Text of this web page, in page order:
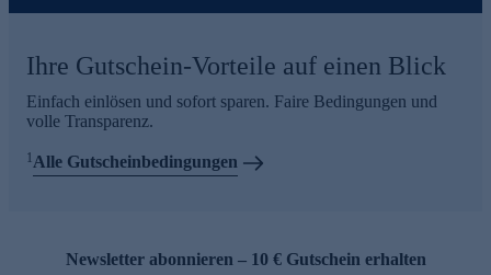
Ihre Gutschein-Vorteile auf einen Blick
Einfach einlösen und sofort sparen. Faire Bedingungen und
volle Transparenz.
1Alle Gutscheinbedingungen
Newsletter abonnieren – 10 € Gutschein erhalten